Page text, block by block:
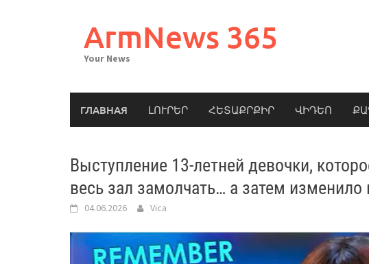
ArmNews 365
Your News
ГЛАВНАЯ ԼՈՒՐԵՐ ՀԵՏԱՔՐՔԻՐ ՎԻԴԵՈ
Выступление 13-летней девочки,
весь зал замолчать… а затем изменило
04.06.2026 Vica